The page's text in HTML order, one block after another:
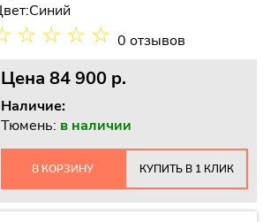
Синий
☆ ☆ ☆ ☆ 0 отзывов
Цена84 900 p.
Наличие:
Тюмень: в наличии
В КОРЗИНУ КУПИТЬ В 1 КЛИК